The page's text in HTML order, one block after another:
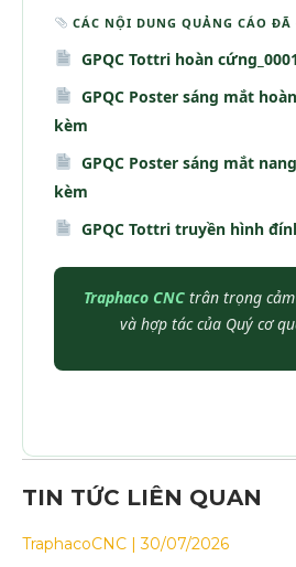
CÁC NỘI DUNG QUẢNG CÁO ĐÃ
GPQC Tottri hoàn
GPQC Poster sáng mắt
kèm
GPQC Poster sáng mắt
kèm
GPQC Tottri truyền hình
Traphaco CNC trân trọng
và hợp tác của Quý cơ
TIN TỨC LIÊN QUAN
TraphacoCNC 30/07/2026